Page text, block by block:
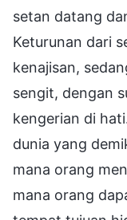
setan datang
Keturunan dari
kenajisan,
sengit, dengan
kengerian di
dunia yang
mana orang
mana orang